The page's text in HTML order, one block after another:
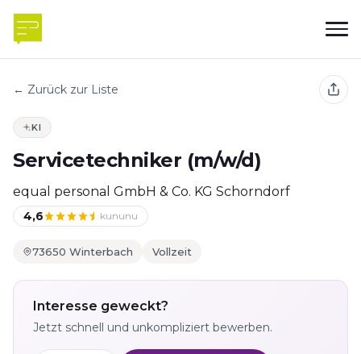
← Zurück zur Liste
KI
Servicetechniker (m/w/d)
equal personal GmbH & Co. KG Schorndorf
4,6 kununu
73650 Winterbach Vollzeit
Interesse geweckt?
Jetzt schnell und unkompliziert bewerben.